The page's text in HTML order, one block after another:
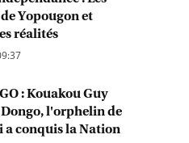
Yopougon et
réalités
: Kouakou Guy
l'orphelin de
a conquis la Nation